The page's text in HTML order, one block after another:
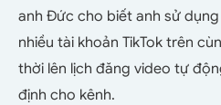
anh Đức cho biết anh sử
nhiều tài khoản TikTok trên
thời lên lịch đăng video tự
định cho kênh.